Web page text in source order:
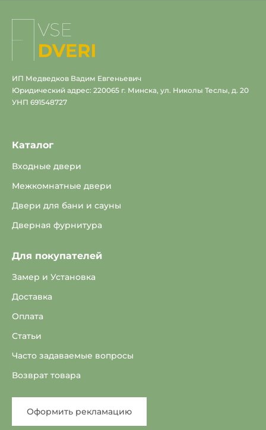
ИП Медведков Вадим Евгеньевич
Юридический адрес: 220065 г. Минска, ул. Николы Теслы, д. 20
УНП 691548727
Каталог
Входные двери
Межкомнатные двери
Двери для бани и сауны
Дверная фурнитура
Для покупателей
Замер и Установка
Доставка
Оплата
Статьи
Часто задаваемые вопросы
Возврат товара
Оформить рекламацию